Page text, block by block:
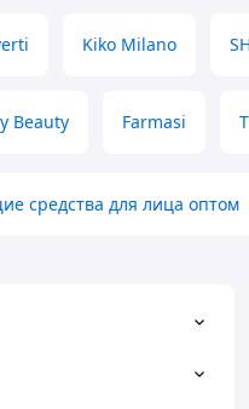
Kiko Milano
Beauty Farmasi
средства для лица оптом